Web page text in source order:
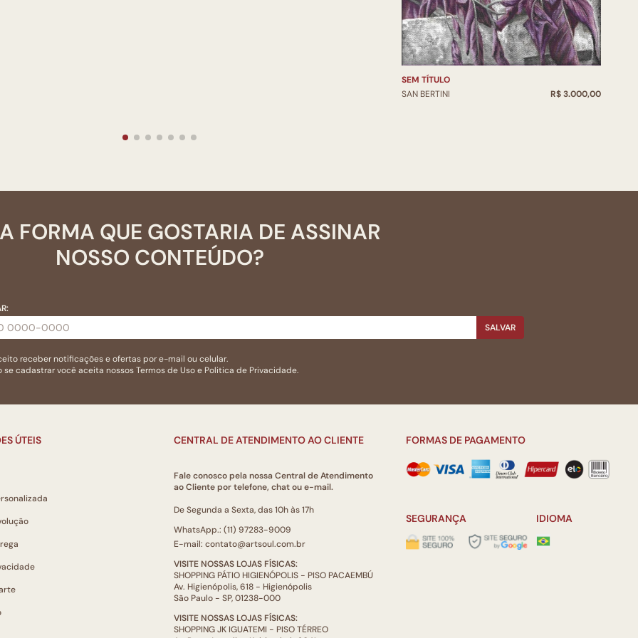
SEM TÍTULO
SAN BERTINI
R$ 3.000,00
FORMA QUE GOSTARIA DE ASSINAR
NOSSO CONTEÚDO?
SALVAR
receber notificações e ofertas por e-mail ou celular.
se cadastrar você aceita nossosTermos de Usoe Politica de Privacidade.
ÚTEIS CENTRAL DE ATENDIMENTO AO CLIENTE
Fale conosco pela nossa Central de Atendimento
ao Cliente por telefone, chat ou e-mail.
De Segunda a Sexta, das 10h às 17h
WhatsApp.: (11) 97283-9009
E-mail: contato@artsoul.com.br
VISITE NOSSAS LOJAS FÍSICAS:
SHOPPING PÁTIO HIGIENÓPOLIS - PISO PACAEMBÚ
Av. Higienópolis, 618 - Higienópolis
São Paulo - SP, 01238-000
VISITE NOSSAS LOJAS FÍSICAS:
SHOPPING JK IGUATEMI - PISO TÉRREO
FORMAS DE PAGAMENTO
SEGURANÇA IDIOMA